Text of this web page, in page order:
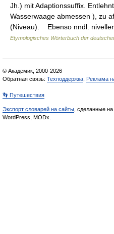
Jh.) mit Adaptionssuffix.
Wasserwaage abmessen ), zu
(Niveau). Ebenso nndl.
Etymologisches Wörterbuch der
© Академик, 2000-2026
Обратная связь: Техподдержка Реклама
👣 Путешествия
Экспорт словарей на сайты , сделанные на
WordPress, MODx.